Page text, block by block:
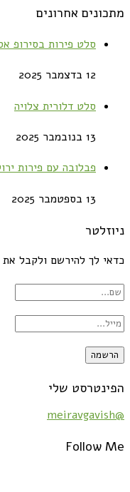
מתכונים אחרונים
סלט פירות בסירופ
12 בדצמבר 2025
סלט דלורית צלויה
13 בנובמבר 2025
פבלובה עם פירות
13 בספטמבר 2025
ניוזלטר
כדאי לך להירשם ולקבל את
הפינטרסט שלי
@meiravgavish
Follow Me